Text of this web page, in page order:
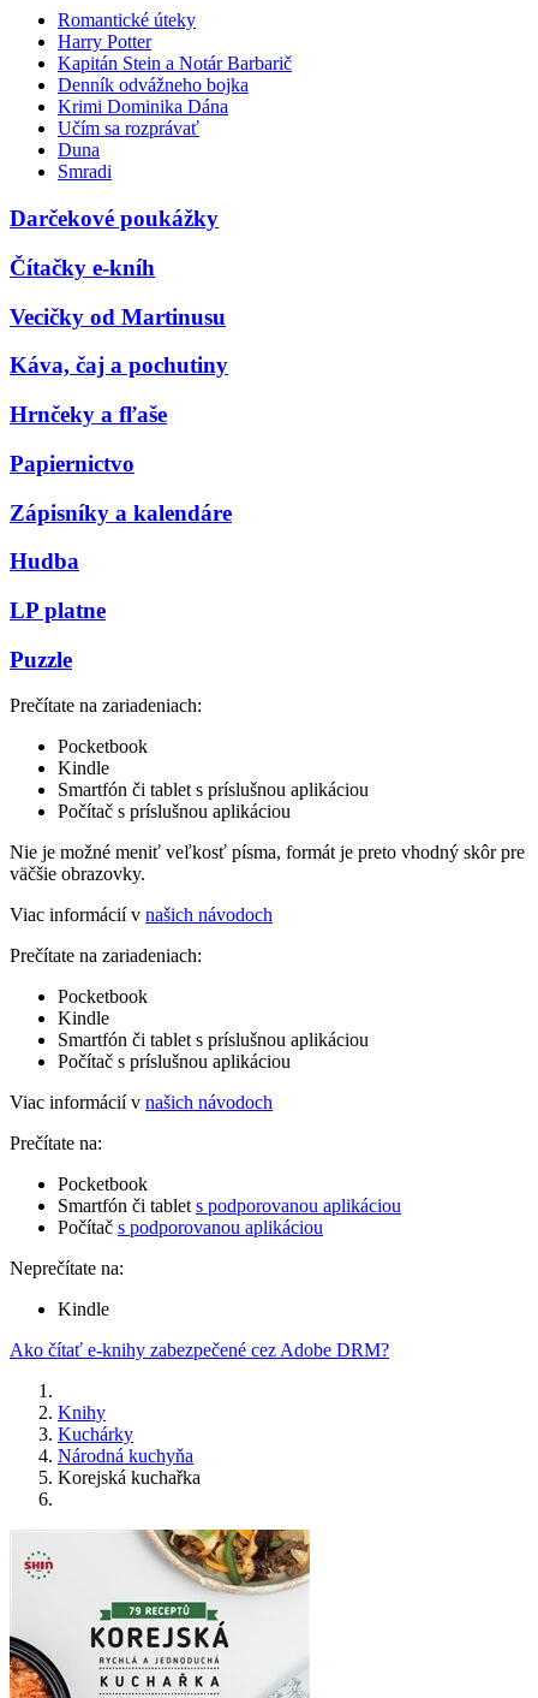
Romantické úteky
Harry Potter
Kapitán Stein a Notár Barbarič
Denník odvážneho bojka
Krimi Dominika Dána
Učím sa rozprávať
Duna
Smradi
Darčekové poukážky
Čítačky e-kníh
Vecičky od Martinusu
Káva, čaj a pochutiny
Hrnčeky a fľaše
Papiernictvo
Zápisníky a kalendáre
Hudba
LP platne
Puzzle
Prečítate na zariadeniach:
Pocketbook
Kindle
Smartfón či tablet s príslušnou aplikáciou
Počítač s príslušnou aplikáciou
Nie je možné meniť veľkosť písma, formát je preto vhodný skôr pre
väčšie obrazovky.
Viac informácií v našich návodoch
Prečítate na zariadeniach:
Pocketbook
Kindle
Smartfón či tablet s príslušnou aplikáciou
Počítač s príslušnou aplikáciou
Viac informácií v našich návodoch
Prečítate na:
Pocketbook
Smartfón či tablet s podporovanou aplikáciou
Počítač s podporovanou aplikáciou
Neprečítate na:
Kindle
Ako čítať e-knihy zabezpečené cez Adobe DRM?
Knihy
Kuchárky
Národná kuchyňa
Korejská kuchařka